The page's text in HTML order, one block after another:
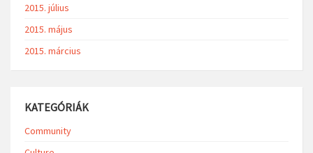
2015. július
2015. május
2015. március
KATEGÓRIÁK
Community